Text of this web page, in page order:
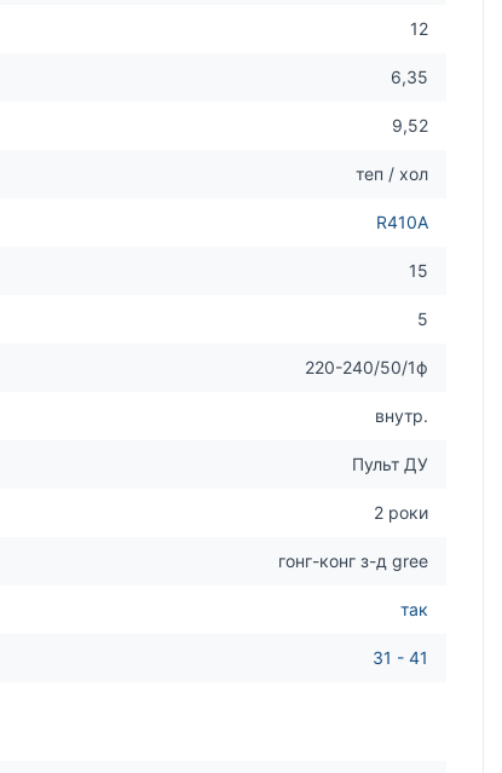
12
6,35
9,52
теп / хол
R410A
15
5
220-240/50/1ф
внутр.
Пульт ДУ
2 роки
гонг-конг з-д gree
так
31 - 41